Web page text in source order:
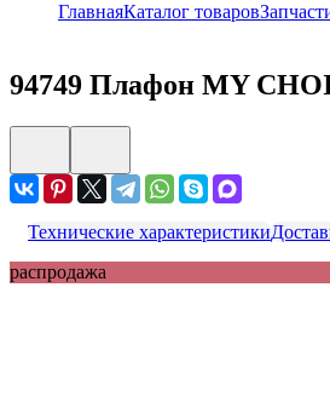
ГлавнаяКаталог товаров
94749 Плафон MY
Технические характеристики
распродажа